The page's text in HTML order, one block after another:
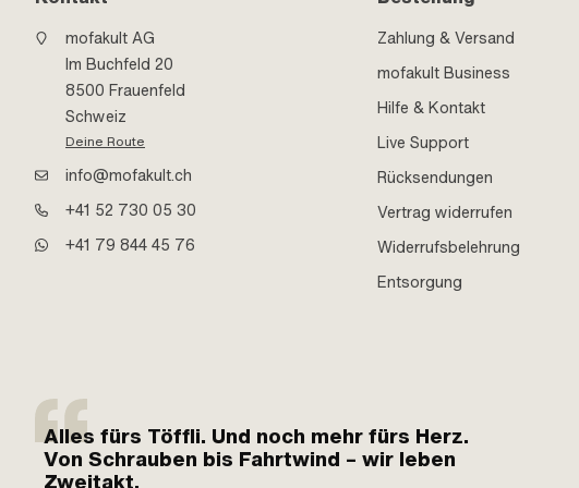
mofakult AG
Im Buchfeld 20
8500 Frauenfeld
Schweiz
Deine Route
info@mofakult.ch
+41 52 730 05 30
+41 79 844 45 76
Zahlung & Versand
mofakult Business
Hilfe & Kontakt
Live Support
Rücksendungen
Vertrag widerrufen
Widerrufsbelehrung
Entsorgung
Alles fürs Töffli. Und noch mehr fürs Herz.
Von Schrauben bis Fahrtwind – wir leben
Zweitakt.